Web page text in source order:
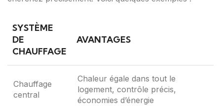
SYSTÈME
DE
CHAUFFAGE
AVANTAGES
Chauffage
central
Chaleur égale dans tout le
logement, contrôle précis,
économies d’énergie